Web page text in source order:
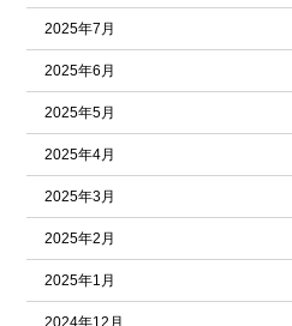
2025年7月
2025年6月
2025年5月
2025年4月
2025年3月
2025年2月
2025年1月
2024年12月